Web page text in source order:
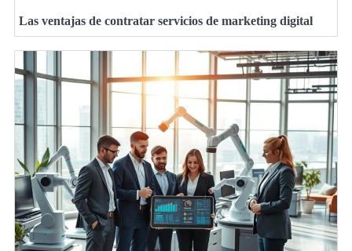
Las ventajas de contratar servicios de marketing digital